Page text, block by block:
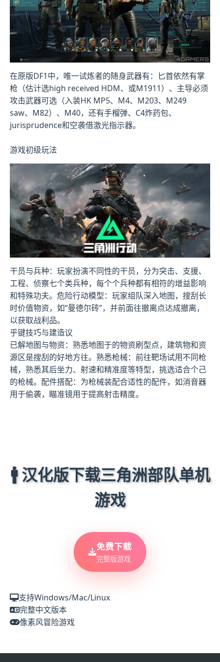
在原版DF1中，唯一试炼者的随身武器有：匕首依然有掌
枪（估计选high received HDM、或M1911）、主导必须
攻击武器可选（入装HK MP5、M4、M203、M249
saw、M82）、M40，还有手榴弹、C4炸药包、
jurisprudence和空袭借激光指示器。
游戏初级玩法
干员与兵种：玩家扮演不同性的干员，分为突击、支援、
工程、侦察七个类兵种，每个个兵种都有相符的增益影响
和特殊功夫。 危险行动模型：玩家组队深入地图，搜刮长
时价值物资，如“曼德尔砖”，并前面往撤离点达成撤离，
以获取战利品。
乎键技巧与建造议
已解地图与物资：熟悉地图于的物资刷型点，建筑物和资
源区是搜刮的好地方往。 熟悉枪械：前往靶场试用不同枪
械，熟悉其后坐力、射速和精准度等特型，挑选适合个己
的枪械。 配件搭配：为枪械装配合适性的配件，如消音器
用于偷袭，瞄准镜用于提高射击精度。
🚹 汉化版下载三角洲部队单机
游戏
免费下载
完整版游戏
支持Windows/Mac/Linux
完整中文版本
像素风冒险游戏